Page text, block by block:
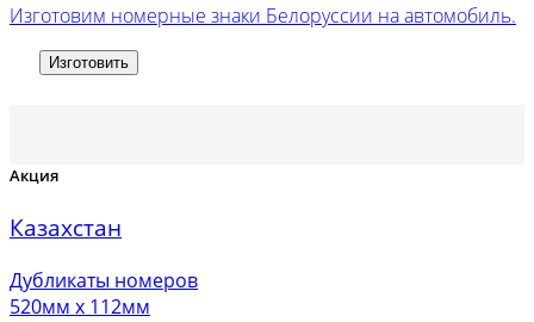
Изготовим номерные знаки Белоруссии на автомобиль.
Изготовить
Акция
Казахстан
Дубликаты номеров
520мм х 112мм